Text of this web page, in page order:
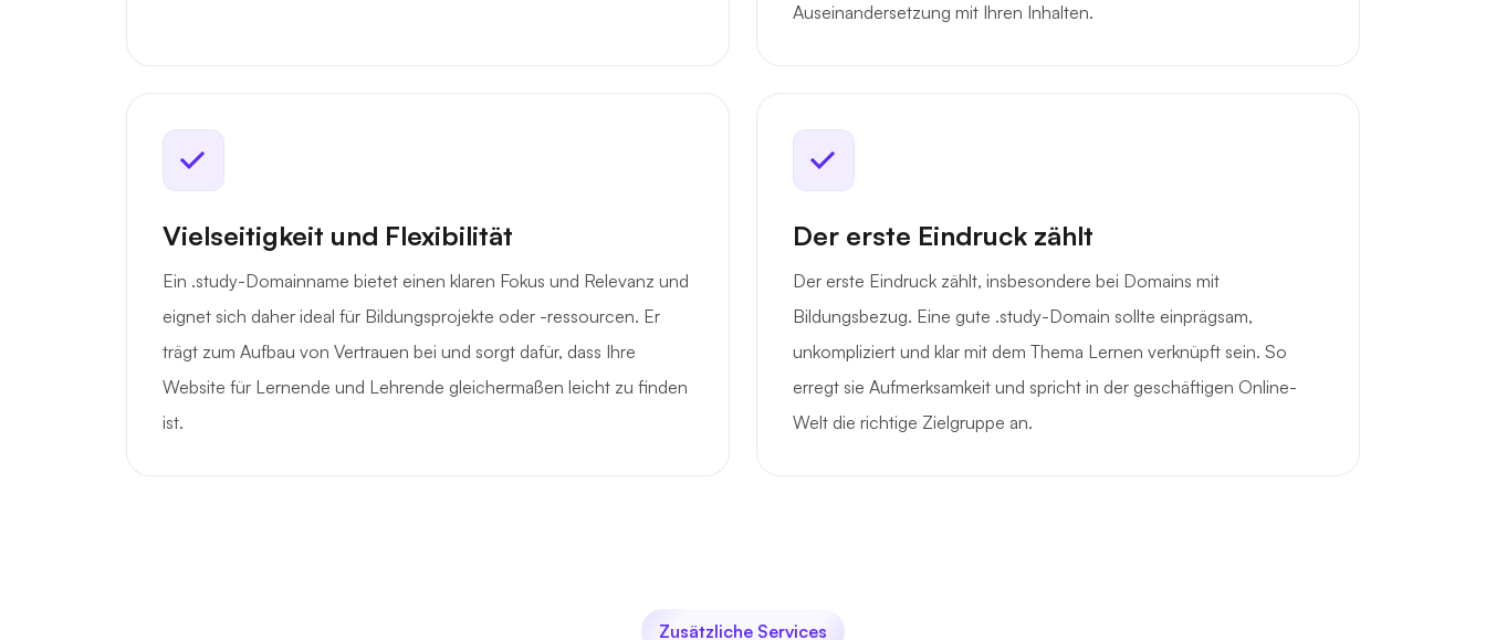
Auseinandersetzung mit Ihren Inhalten.
Vielseitigkeit und Flexibilität
Ein .study-Domainname bietet einen klaren Fokus und Relevanz und
eignet sich daher ideal für Bildungsprojekte oder -ressourcen. Er
trägt zum Aufbau von Vertrauen bei und sorgt dafür, dass Ihre
Website für Lernende und Lehrende gleichermaßen leicht zu finden
ist.
Der erste Eindruck zählt
Der erste Eindruck zählt, insbesondere bei Domains mit
Bildungsbezug. Eine gute .study-Domain sollte einprägsam,
unkompliziert und klar mit dem Thema Lernen verknüpft sein. So
erregt sie Aufmerksamkeit und spricht in der geschäftigen Online-
Welt die richtige Zielgruppe an.
Zusätzliche Services